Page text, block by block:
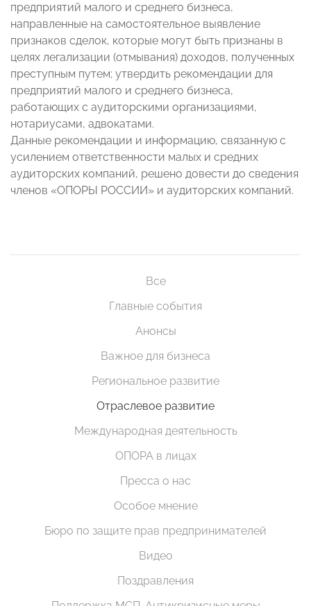
предприятий малого и среднего бизнеса,
направленные на самостоятельное выявление
признаков сделок, которые могут быть признаны в
целях легализации (отмывания) доходов, полученных
преступным путем; утвердить рекомендации для
предприятий малого и среднего бизнеса,
работающих с аудиторскими организациями,
нотариусами, адвокатами.
Данные рекомендации и информацию, связанную с
усилением ответственности малых и средних
аудиторских компаний, решено довести до сведения
членов «ОПОРЫ РОССИИ» и аудиторских компаний.
Все
Главные события
Анонсы
Важное для бизнеса
Региональное развитие
Отраслевое развитие
Международная деятельность
ОПОРА в лицах
Пресса о нас
Особое мнение
Бюро по защите прав предпринимателей
Видео
Поздравления